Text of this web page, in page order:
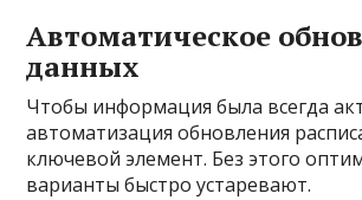
Автоматическое
данных
Чтобы информация была всегда
автоматизация обновления
ключевой элемент. Без этого
варианты быстро устаревают.